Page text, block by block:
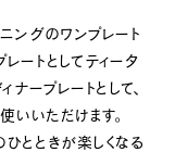
ングのワンプレート
ートとしてティータ
ープレートとして、
いいただけます。
とときが楽しくなる